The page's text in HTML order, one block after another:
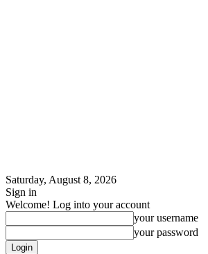
Saturday, August 8, 2026
Sign in
Welcome! Log into your account
your username
your password